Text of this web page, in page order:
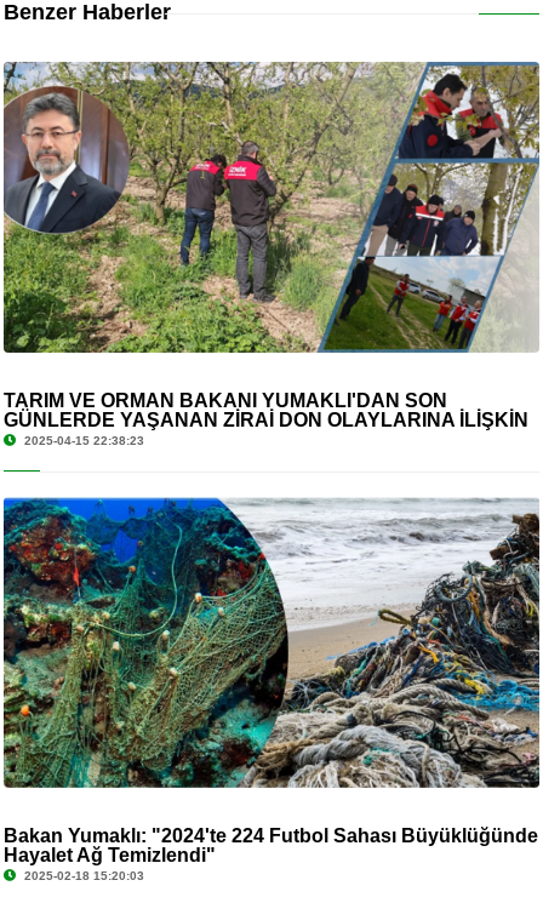
Benzer Haberler
TARIM VE ORMAN BAKANI YUMAKLI'DAN SON
GÜNLERDE YAŞANAN ZİRAİ DON OLAYLARINA İLİŞKİN
AÇIKLAMA
2025-04-15 22:38:23
Bakan Yumaklı: "2024'te 224 Futbol Sahası Büyüklüğünde
Hayalet Ağ Temizlendi"
2025-02-18 15:20:03